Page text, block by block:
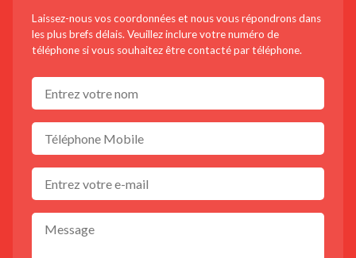
Laissez-nous vos coordonnées et nous vous répondrons dans
les plus brefs délais. Veuillez inclure votre numéro de
téléphone si vous souhaitez être contacté par téléphone.